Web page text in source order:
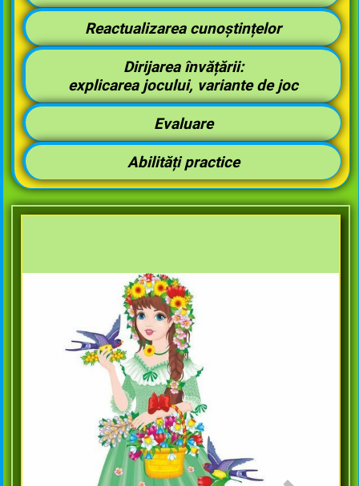
Reactualizarea cunoștințelor
Dirijarea învățării:
explicarea jocului, variante de joc
Evaluare
Abilități practice